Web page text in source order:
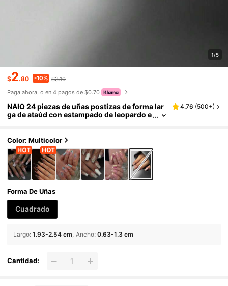
1/5
$2.80 -10% $3.10
Paga ahora, o en 4 pagos de $0.70
NAIO 24 piezas de uñas postizas de forma lar
ga de ataúd con estampado de leopardo e
e, decoración de flores 3D y cuentas doradas,
con kit de herramientas, adecuadas para mani
cura diaria y de fiesta para mujeres & niñas
4.76 (500+)
Color: Multicolor
Forma De Uñas
Cuadrado
Largo: 1.93-2.54 cm Ancho: 0.63-1.3 cm
Cantidad: